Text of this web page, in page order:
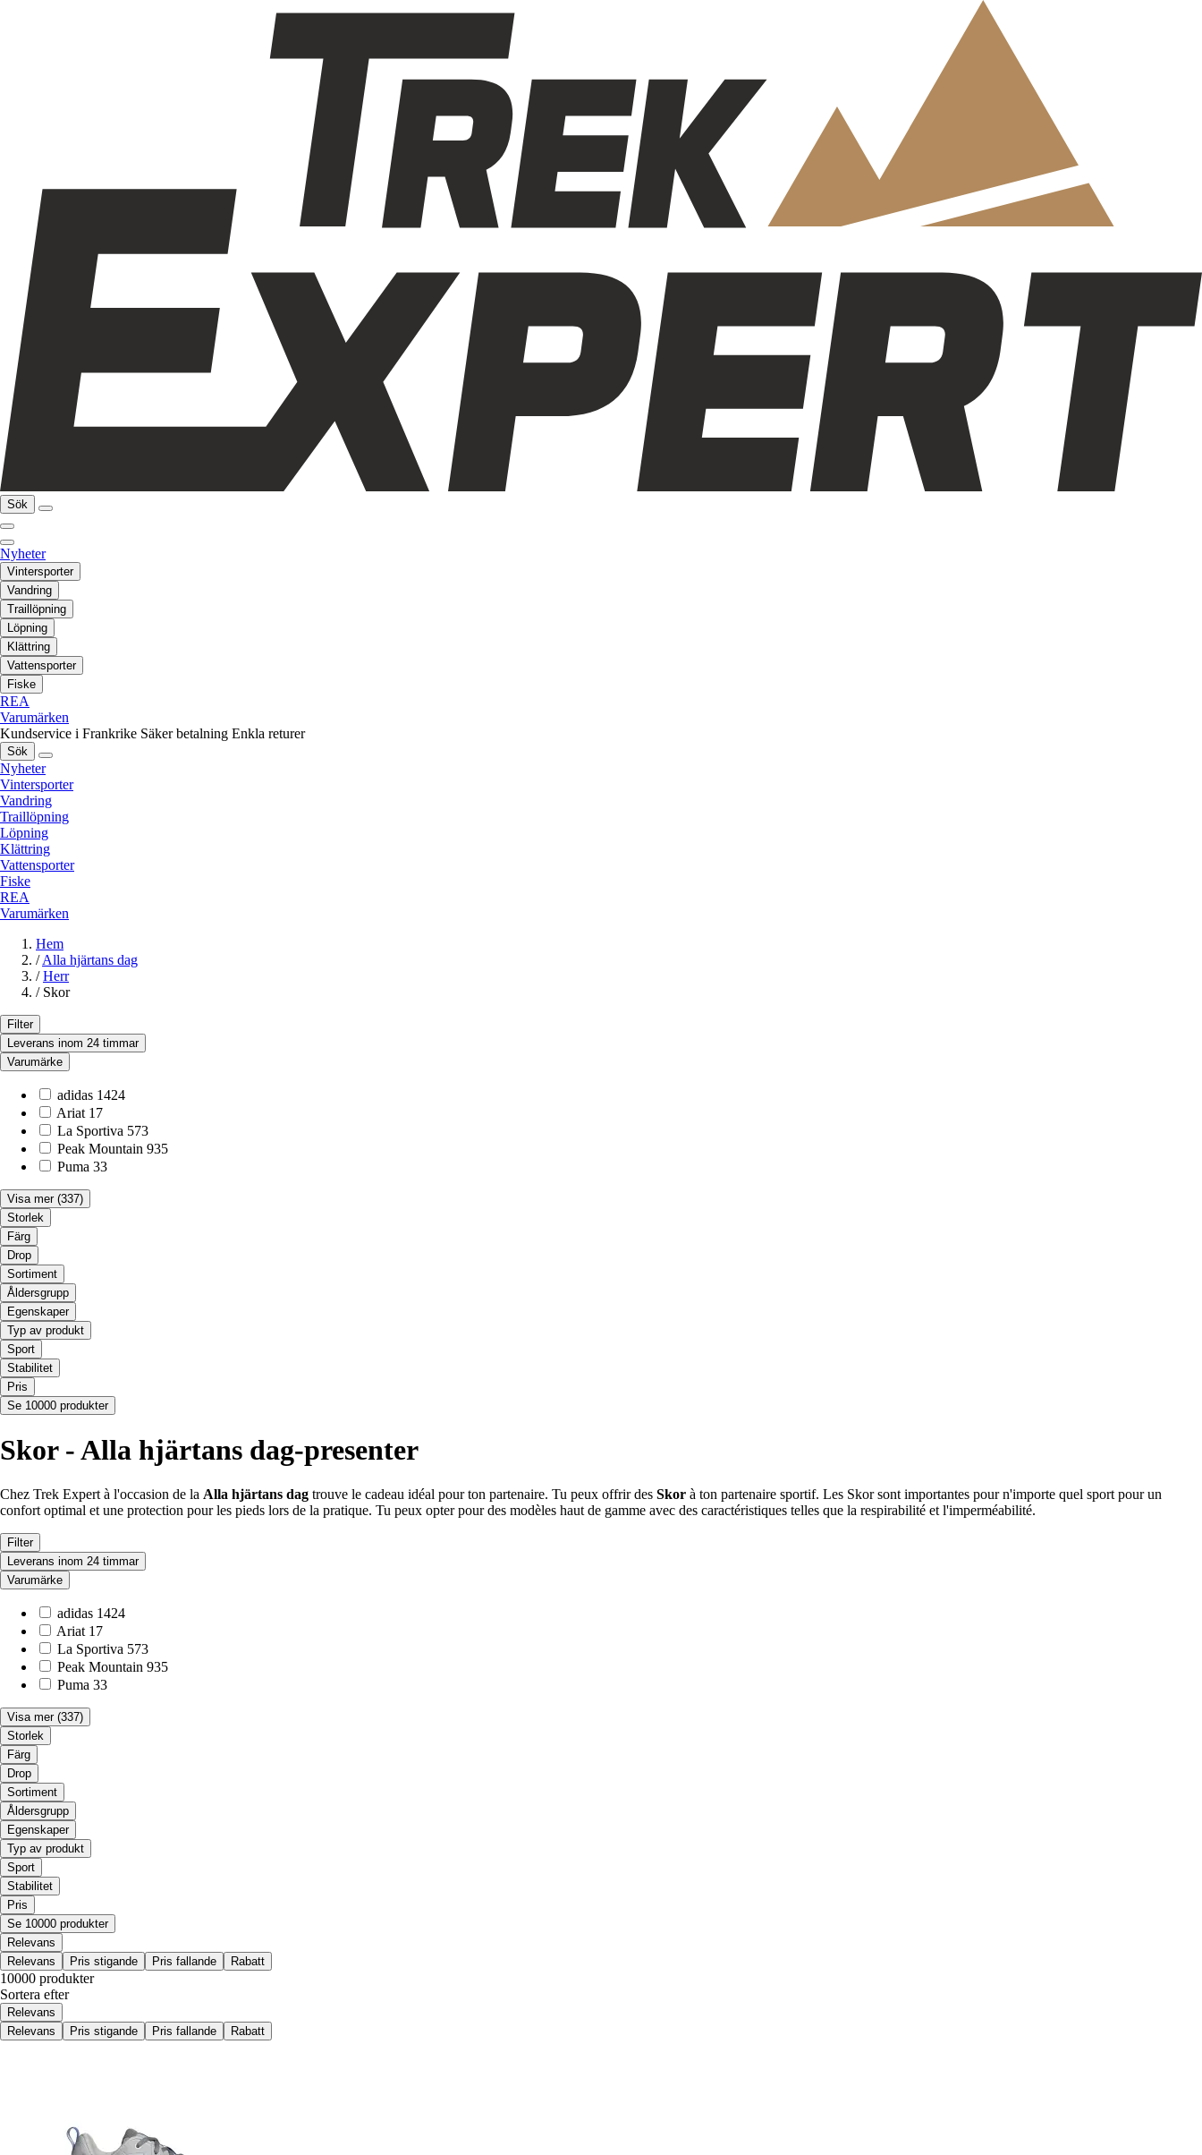
Sök
Nyheter
Vintersporter
Vandring
Traillöpning
Löpning
Klättring
Vattensporter
Fiske
REA
Varumärken
Kundservice i Frankrike Säker betalning Enkla returer
Sök
Nyheter
Vintersporter
Vandring
Traillöpning
Löpning
Klättring
Vattensporter
Fiske
REA
Varumärken
Hem
/ Alla hjärtans dag
/ Herr
/ Skor
Filter
Leverans inom 24 timmar
Varumärke
adidas 1424
Ariat 17
La Sportiva 573
Peak Mountain 935
Puma 33
Visa mer (337)
Storlek
Färg
Drop
Sortiment
Åldersgrupp
Egenskaper
Typ av produkt
Sport
Stabilitet
Pris
Se 10000 produkter
Skor - Alla hjärtans dag-presenter
Chez Trek Expert à l'occasion de la Alla hjärtans dag trouve le cadeau idéal pour ton partenaire. Tu peux offrir des Skor à ton partenaire sportif. Les Skor sont importantes pour n'importe quel sport pour un
confort optimal et une protection pour les pieds lors de la pratique. Tu peux opter pour des modèles haut de gamme avec des caractéristiques telles que la respirabilité et l'imperméabilité.
Filter
Leverans inom 24 timmar
Varumärke
adidas 1424
Ariat 17
La Sportiva 573
Peak Mountain 935
Puma 33
Visa mer (337)
Storlek
Färg
Drop
Sortiment
Åldersgrupp
Egenskaper
Typ av produkt
Sport
Stabilitet
Pris
Se 10000 produkter
Relevans
Relevans
Pris stigande Pris fallande Rabatt
10000 produkter
Sortera efter
Relevans
Relevans
Pris stigande Pris fallande Rabatt